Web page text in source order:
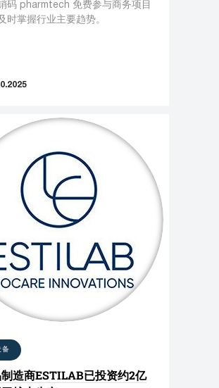
码 pharmtech 免费参与商务项目
时掌握行业主要趋势。
备
造商ESTILAB已投资约2亿